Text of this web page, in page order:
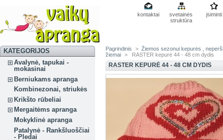
kontaktai
svetainės
struktūra
įsiminti
KATEGORIJOS
Avalynė, tapukai -
mokasinai
Berniukams apranga
Kombinezonai, striukės
Krikšto rūbeliai
Mergaitėms apranga
Mokyklinė apranga
Patalynė - Rankšluoščiai
- Pledai
Pagrindinis > Žiemos sezonui kepurės ,
žiemai > RASTER kepurė 44 - 48 cm dydis
RASTER KEPURĖ 44 - 48 CM DYDIS